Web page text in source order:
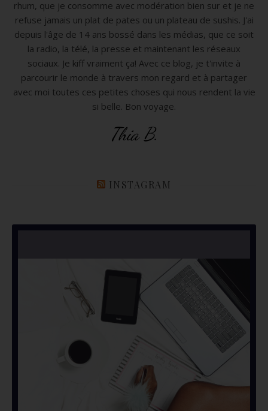
rhum, que je consomme avec modération bien sur et je ne
refuse jamais un plat de pates ou un plateau de sushis. J'ai
depuis l'âge de 14 ans bossé dans les médias, que ce soit
la radio, la télé, la presse et maintenant les réseaux
sociaux. Je kiff vraiment ça! Avec ce blog, je t'invite à
parcourir le monde à travers mon regard et à partager
avec moi toutes ces petites choses qui nous rendent la vie
si belle. Bon voyage.
Thia B.
INSTAGRAM